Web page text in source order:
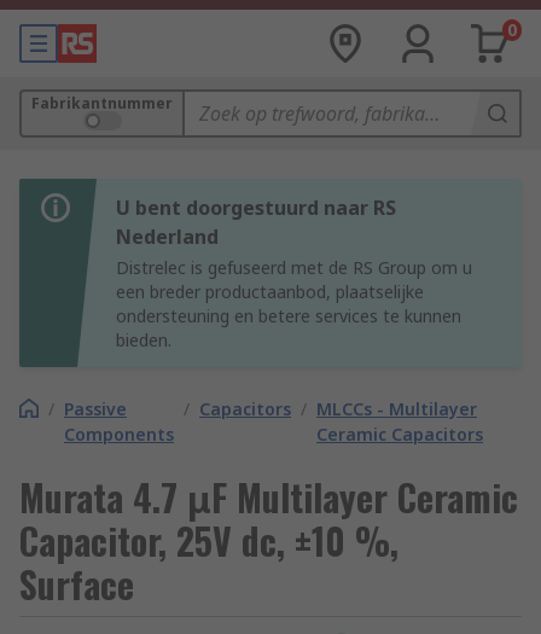
0
Fabrikantnummer
U bent doorgestuurd naar RS
Nederland
Distrelec is gefuseerd met de RS Group om u
een breder productaanbod, plaatselijke
ondersteuning en betere services te kunnen
bieden.
/ Passive
Components
/ Capacitors / MLCCs - Multilayer
Ceramic Capacitors
Murata 4.7 μF Multilayer Ceramic
Capacitor, 25V dc, ±10 %,
Surface